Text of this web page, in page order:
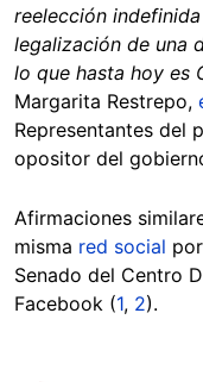
reelección
legalización de una
lo que hasta hoy es
Margarita Restrepo,
Representantes del
opositor del
Afirmaciones
misma red social
Senado del Centro
Facebook (1, 2).